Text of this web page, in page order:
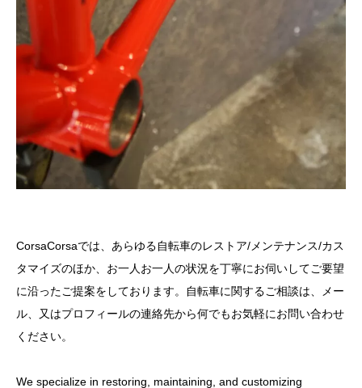
CorsaCorsaでは、あらゆる自転車のレストア/メンテナンス/カス
タマイズのほか、お一人お一人の状況を丁寧にお伺いしてご要望
に沿ったご提案をしております。自転車に関するご相談は、メー
ル、又はプロフィールの連絡先から何でもお気軽にお問い合わせ
ください。
We specialize in restoring, maintaining, and customizing